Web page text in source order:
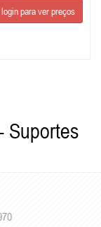
para ver preços
Suportes